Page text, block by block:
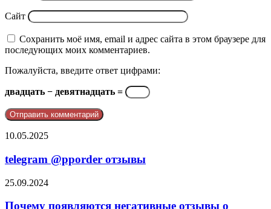
Сайт
Сохранить моё имя, email и адрес сайта в этом браузере для
последующих моих комментариев.
Пожалуйста, введите ответ цифрами:
двадцать − девятнадцать =
telegram
отзывы
10.05.2025
telegram @pporder отзывы
Почему
негативные
25.09.2024
Почему появляются негативные отзывы о